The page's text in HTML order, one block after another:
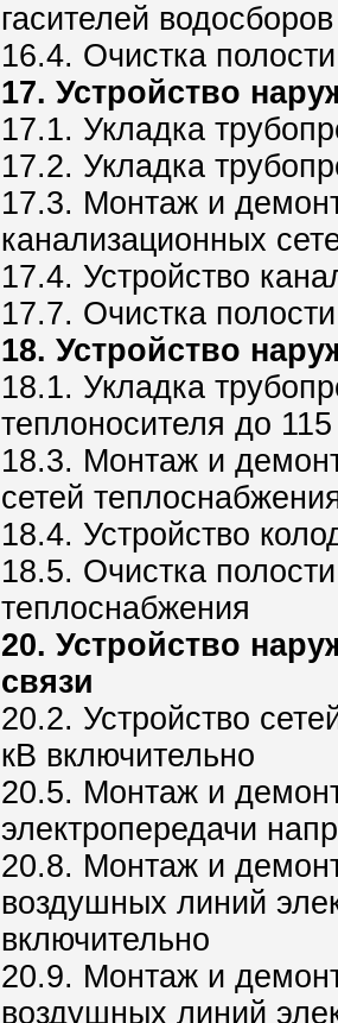
гасителей водосборов
16.4. Очистка
17. Устройство
17.1. Укладка
17.2. Укладка
17.3. Монтаж и
канализационных
17.4. Устройство
17.7. Очистка
18. Устройство
18.1. Укладка
теплоносителя до
18.3. Монтаж и
сетей
18.4. Устройство
18.5. Очистка
теплоснабжения
20. Устройство
связи
20.2. Устройство
кВ включительно
20.5. Монтаж и
электропередачи
20.8. Монтаж и
воздушных линий
включительно
20.9. Монтаж и
воздушных линий